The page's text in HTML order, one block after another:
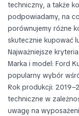
techniczny, a także
podpowiadamy, na
porównujemy różne
skutecznie kupować
Najważniejsze
Marka i model: Ford
popularny wybór
Rok produkcji:
techniczne w
uwagę na